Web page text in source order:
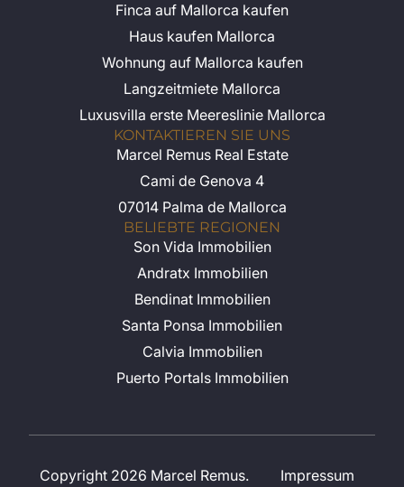
Finca auf Mallorca kaufen
Haus kaufen Mallorca
Wohnung auf Mallorca kaufen
Langzeitmiete Mallorca
Luxusvilla erste Meereslinie Mallorca
KONTAKTIEREN SIE UNS
Marcel Remus Real Estate
Cami de Genova 4
07014 Palma de Mallorca
BELIEBTE REGIONEN
Son Vida Immobilien
Andratx Immobilien
Bendinat Immobilien
Santa Ponsa Immobilien
Calvia Immobilien
Puerto Portals Immobilien
Copyright 2026 Marcel Remus.
Impressum